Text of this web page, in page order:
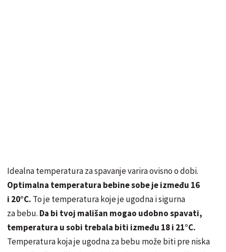
Idealna temperatura za spavanje varira ovisno o dobi.
Optimalna temperatura bebine sobe je između 16
i 20°C. To je temperatura koje je ugodna i sigurna
za bebu. Da bi tvoj mališan mogao udobno spavati,
temperatura u sobi trebala biti između 18 i 21°C.
Temperatura koja je ugodna za bebu može biti pre niska